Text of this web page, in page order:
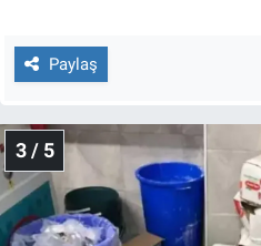
Paylaş
3 / 5